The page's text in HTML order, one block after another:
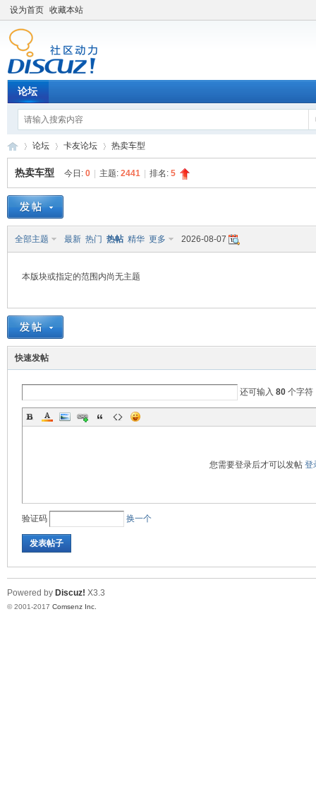
设为首页 收藏本站
论坛
车
»
论坛
›
卡友论坛 热卖车型
热卖车型 今日: 0 主题: 2441 排名: 5
全部主题 最新 热门 热帖 精华 更多 2026-08-07
本版块或指定的范围内尚无主题
快速发帖
还可输入 80个字符
您需要登录后才可以发帖 登
验证码 换一个
发表帖子
Powered by Discuz! X3.3
© 2001-2017 Comsenz Inc.